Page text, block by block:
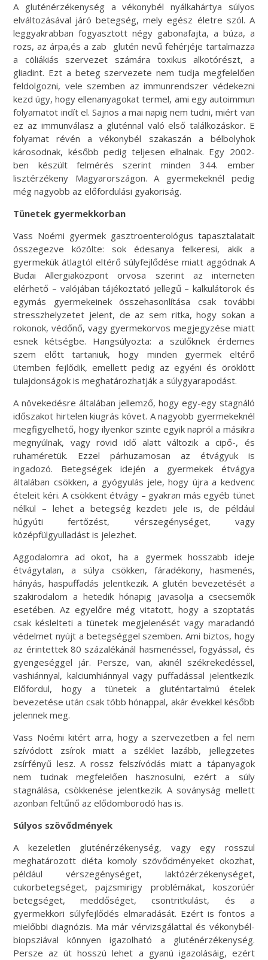
A gluténérzékenység a vékonybél nyálkahártya súlyos
elváltozásával járó betegség, mely egész életre szól. A
leggyakrabban fogyasztott négy gabonafajta, a búza, a
rozs, az árpa,és a zab glutén nevű fehérjéje tartalmazza
a cöliákiás szervezet számára toxikus alkotórészt, a
gliadint. Ezt a beteg szervezete nem tudja megfelelően
feldolgozni, vele szemben az immunrendszer védekezni
kezd úgy, hogy ellenanyagokat termel, ami egy autoimmun
folyamatot indít el. Sajnos a mai napig nem tudni, miért van
ez az immunválasz a gluténnal való első találkozáskor. E
folyamat révén a vékonybél szakaszán a bélbolyhok
károsodnak, később pedig teljesen elhalnak. Egy 2002-
ben készült felmérés szerint minden 344. ember
lisztérzékeny Magyarországon. A gyermekeknél pedig
még nagyobb az előfordulási gyakoriság.
Tünetek gyermekkorban
Vass Noémi gyermek gasztroenterológus tapasztalatait
összegezve közölte: sok édesanya felkeresi, akik a
gyermekük átlagtól eltérő súlyfejlődése miatt aggódnak A
Budai Allergiaközpont orvosa szerint az interneten
elérhető – valójában tájékoztató jellegű – kalkulátorok és
egymás gyermekeinek összehasonlítása csak további
stresszhelyzetet jelent, de az sem ritka, hogy sokan a
rokonok, védőnő, vagy gyermekorvos megjegyzése miatt
esnek kétségbe. Hangsúlyozta: a szülőknek érdemes
szem előtt tartaniuk, hogy minden gyermek eltérő
ütemben fejlődik, emellett pedig az egyéni és öröklött
tulajdonságok is meghatározhatják a súlygyarapodást.
A növekedésre általában jellemző, hogy egy-egy stagnáló
időszakot hirtelen kiugrás követ. A nagyobb gyermekeknél
megfigyelhető, hogy ilyenkor szinte egyik napról a másikra
megnyúlnak, vagy rövid idő alatt változik a cipő-, és
ruhaméretük. Ezzel párhuzamosan az étvágyuk is
ingadozó. Betegségek idején a gyermekek étvágya
általában csökken, a gyógyulás jele, hogy újra a kedvenc
ételeit kéri. A csökkent étvágy – gyakran más egyéb tünet
nélkül – lehet a betegség kezdeti jele is, de például
húgyúti fertőzést, vérszegénységet, vagy
középfülgyulladást is jelezhet.
Aggodalomra ad okot, ha a gyermek hosszabb ideje
étvágytalan, a súlya csökken, fáradékony, hasmenés,
hányás, haspuffadás jelentkezik. A glutén bevezetését a
szakirodalom a hetedik hónapig javasolja a csecsemők
esetében. Az egyelőre még vitatott, hogy a szoptatás
csak késlelteti a tünetek megjelenését vagy maradandó
védelmet nyújt a betegséggel szemben. Ami biztos, hogy
az érintettek 80 százalékánál hasmenéssel, fogyással, és
gyengeséggel jár. Persze, van, akinél székrekedéssel,
vashiánnyal, kalciumhiánnyal vagy puffadással jelentkezik.
Előfordul, hogy a tünetek a gluténtartalmú ételek
bevezetése után csak több hónappal, akár évekkel később
jelennek meg.
Vass Noémi kitért arra, hogy a szervezetben a fel nem
szívódott zsírok miatt a széklet lazább, jellegzetes
zsírfényű lesz. A rossz felszívódás miatt a tápanyagok
nem tudnak megfelelően hasznosulni, ezért a súly
stagnálása, csökkenése jelentkezik. A soványság mellett
azonban feltűnő az elődomborodó has is.
Súlyos szövődmények
A kezeletlen gluténérzékenység, vagy egy rosszul
meghatározott diéta komoly szövődményeket okozhat,
például vérszegénységet, laktózérzékenységet,
cukorbetegséget, pajzsmirigy problémákat, koszorúér
betegséget, meddőséget, csontritkulást, és a
gyermekkori súlyfejlődés elmaradását. Ezért is fontos a
mielőbbi diagnózis. Ma már vérvizsgálattal és vékonybél-
biopsziával könnyen igazolható a gluténérzékenység.
Persze az út hosszú lehet a gyanú igazolásáig, ezért